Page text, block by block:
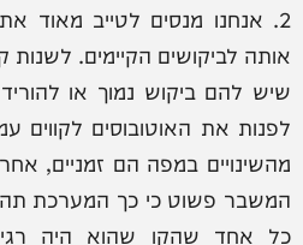
2. אנחנו מנסים לטייב מאוד
אותה לביקושים הקיימים. לשנות
שיש להם ביקוש נמוך או
לפנות את האוטובוסים לקווים
מהשינויים במפה הם זמניים,
המשבר פשוט כי כך המערכת
כל אחד שהקו שהוא היה